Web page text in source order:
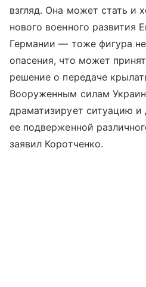
взгляд. Она может стать и
нового военного развития
Германии — тоже фигура
опасения, что может
решение о передаче
Вооруженным силам
драматизирует ситуацию и
ее подверженной
заявил Коротченко.